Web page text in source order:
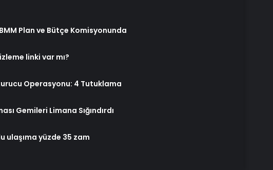
Plan ve Bütçe Komisyonunda
linki var mı?
Operasyonu: 4 Tutuklama
Gemileri Limana Sığındırdı
ulaşıma yüzde 35 zam